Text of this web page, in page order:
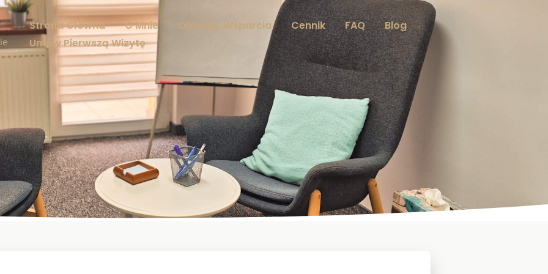
Strona Główna O Mnie Obszary Wsparcia Cennik FAQ
Blog
Umów Pierwszą Wizytę